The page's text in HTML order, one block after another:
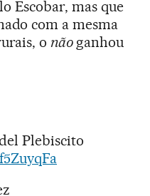
Escobar, mas que
com a mesma
onão ganhou
Plebiscito